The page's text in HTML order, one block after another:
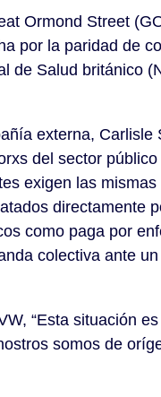
Ormond Street
por la paridad de
de Salud británico
externa, Carlisle
del sector
exigen las
directamente
como paga por
colectiva ante
“Esta situación
somos de